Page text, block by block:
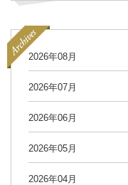
2026年08月
2026年07月
2026年06月
2026年05月
2026年04月